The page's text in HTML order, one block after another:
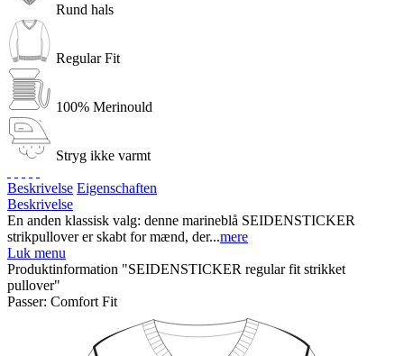
Rund hals
Regular Fit
100% Merinould
Stryg ikke varmt
Beskrivelse Eigenschaften
Beskrivelse
En anden klassisk valg: denne marineblå SEIDENSTICKER
strikpullover er skabt for mænd, der...mere
Luk menu
Produktinformation "SEIDENSTICKER regular fit strikket
pullover"
Passer: Comfort Fit